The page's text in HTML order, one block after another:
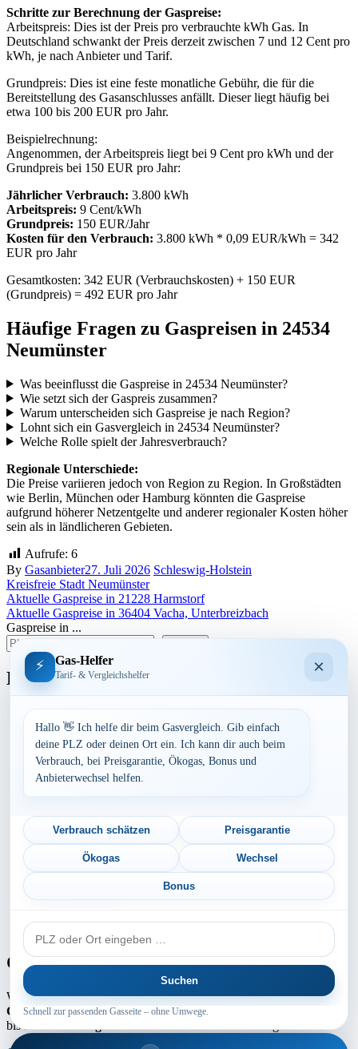
Schritte zur Berechnung der Gaspreise:
Arbeitspreis: Dies ist der Preis pro verbrauchte kWh Gas. In
Deutschland schwankt der Preis derzeit zwischen 7 und 12 Cent pro
kWh, je nach Anbieter und Tarif.
Grundpreis: Dies ist eine feste monatliche Gebühr, die für die
Bereitstellung des Gasanschlusses anfällt. Dieser liegt häufig bei
etwa 100 bis 200 EUR pro Jahr.
Beispielrechnung:
Angenommen, der Arbeitspreis liegt bei 9 Cent pro kWh und der
Grundpreis bei 150 EUR pro Jahr:
Jährlicher Verbrauch: 3.800 kWh
Arbeitspreis: 9 Cent/kWh
Grundpreis: 150 EUR/Jahr
Kosten für den Verbrauch: 3.800 kWh * 0,09 EUR/kWh = 342
EUR pro Jahr
Gesamtkosten: 342 EUR (Verbrauchskosten) + 150 EUR
(Grundpreis) = 492 EUR pro Jahr
Häufige Fragen zu Gaspreisen in 24534
Neumünster
Was beeinflusst die Gaspreise in 24534 Neumünster?
Wie setzt sich der Gaspreis zusammen?
Warum unterscheiden sich Gaspreise je nach Region?
Lohnt sich ein Gasvergleich in 24534 Neumünster?
Welche Rolle spielt der Jahresverbrauch?
Regionale Unterschiede:
Die Preise variieren jedoch von Region zu Region. In Großstädten
wie Berlin, München oder Hamburg könnten die Gaspreise
aufgrund höherer Netzentgelte und anderer regionaler Kosten höher
sein als in ländlicheren Gebieten.
Aufrufe: 6
By Gasanbieter27. Juli 2026 Schleswig-Holstein
Kreisfreie Stadt Neumünster
Beitragsnavigation
Aktuelle Gaspreise in 21228 Harmstorf
Aktuelle Gaspreise in 36404 Vacha, Unterbreizbach
Gaspreise in ...
Bundesland
Bayern
Berlin
Brandenburg
Hamburg
Mecklenburg-Vorpommern
Niedersachsen
Nordrhein-Westfalen
Rheinland-Pfalz
Saarland
Sachsen-Anhalt
Gaspreis-Explosion
Wie die Medien aktuell berichten, erwartetMillionen von
Gaskundenein absoluterPreisschock. Die
bis zu
⚡ Gas-Helfer
Tarif- & Vergleichshelfer ×
Hallo 👋 Ich helfe dir beim Gasvergleich. Gib einfach
deine PLZ oder deinen Ort ein. Ich kann dir auch beim
Verbrauch, bei Preisgarantie, Ökogas, Bonus und
Anbieterwechsel helfen.
Verbrauch schätzen Preisgarantie
Ökogas Wechsel
Bonus
PLZ
oder
Ort
Suchen
Schnell zur passenden Gasseite – ohne Umwege.